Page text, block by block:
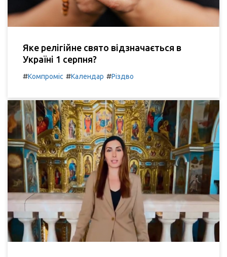
Яке релігійне свято відзначається в
Україні 1 серпня?
#Компроміс #Календар #Різдво